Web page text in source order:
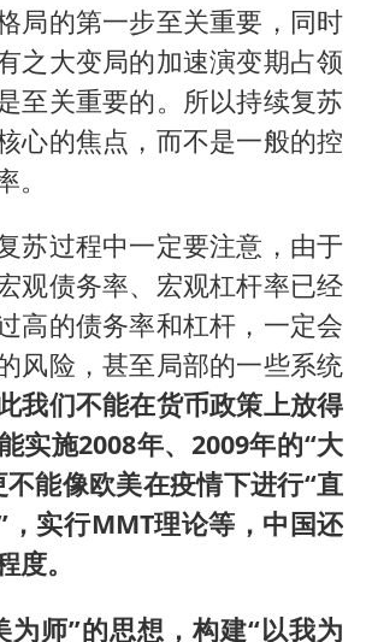
局的第一步至关重要，同时
之大变局的加速演变期占领
至关重要的。所以持续复苏
心的焦点，而不是一般的控
苏过程中一定要注意，由于
观债务率、宏观杠杆率已经
高的债务率和杠杆，一定会
风险，甚至局部的一些系统
我们不能在货币政策上放得
实施2008年、2009年的“大
能像欧美在疫情下进行“直
，实行MMT理论等，中国还
度。
为师”的思想，构建“以我为